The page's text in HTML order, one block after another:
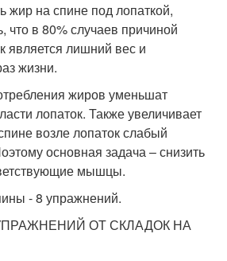
жир на спине под лопаткой,
что в 80% случаев причиной
является лишний вес и
жизни.
жиров уменьшат
лопаток. Также увеличивает
возле лопаток слабый
основная задача – снизить
мышцы.
- 8 упражнений.
ОТ СКЛАДОК НА